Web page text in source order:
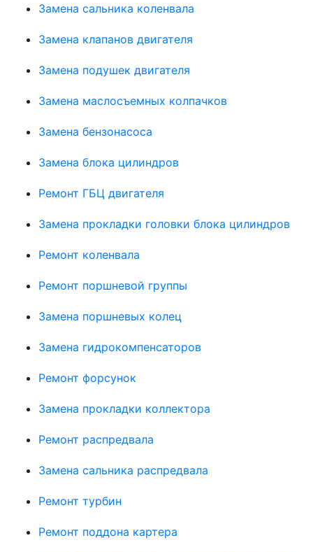
Замена сальника коленвала
Замена клапанов двигателя
Замена подушек двигателя
Замена маслосъемных колпачков
Замена бензонасоса
Замена блока цилиндров
Ремонт ГБЦ двигателя
Замена прокладки головки блока цилиндров
Ремонт коленвала
Ремонт поршневой группы
Замена поршневых колец
Замена гидрокомпенсаторов
Ремонт форсунок
Замена прокладки коллектора
Ремонт распредвала
Замена сальника распредвала
Ремонт турбин
Ремонт поддона картера